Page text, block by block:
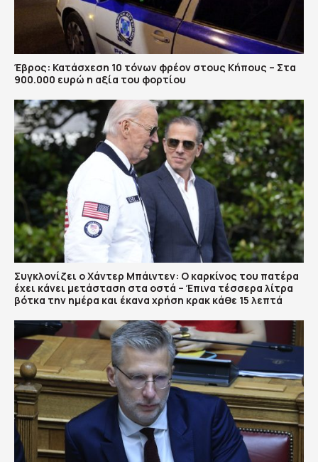
Έβρος: Κατάσχεση 10 τόνων φρέον στους Κήπους – Στα
900.000 ευρώ η αξία του φορτίου
Συγκλονίζει ο Χάντερ Μπάιντεν: Ο καρκίνος του πατέρα
έχει κάνει μετάσταση στα οστά – Έπινα τέσσερα λίτρα
βότκα την ημέρα και έκανα χρήση κρακ κάθε 15 λεπτά